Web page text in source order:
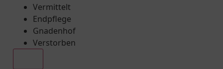
Vermittelt
Endpflege
Gnadenhof
Verstorben